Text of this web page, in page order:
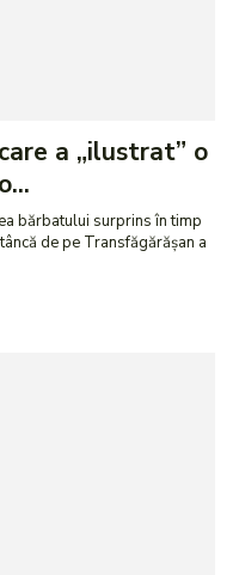
a „ilustrat” o
bărbatului surprins în timp
de pe Transfăgărășan a